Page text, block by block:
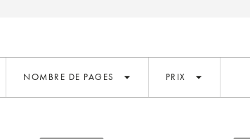
NOMBRE DE PAGES arrow_drop_down PRIX arrow_drop_down